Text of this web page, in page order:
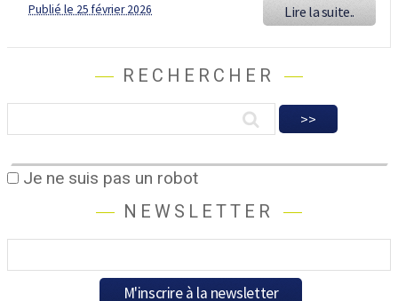
Publié le 25 février 2026 Lire la suite..
RECHERCHER
Je ne suis pas un robot
NEWSLETTER